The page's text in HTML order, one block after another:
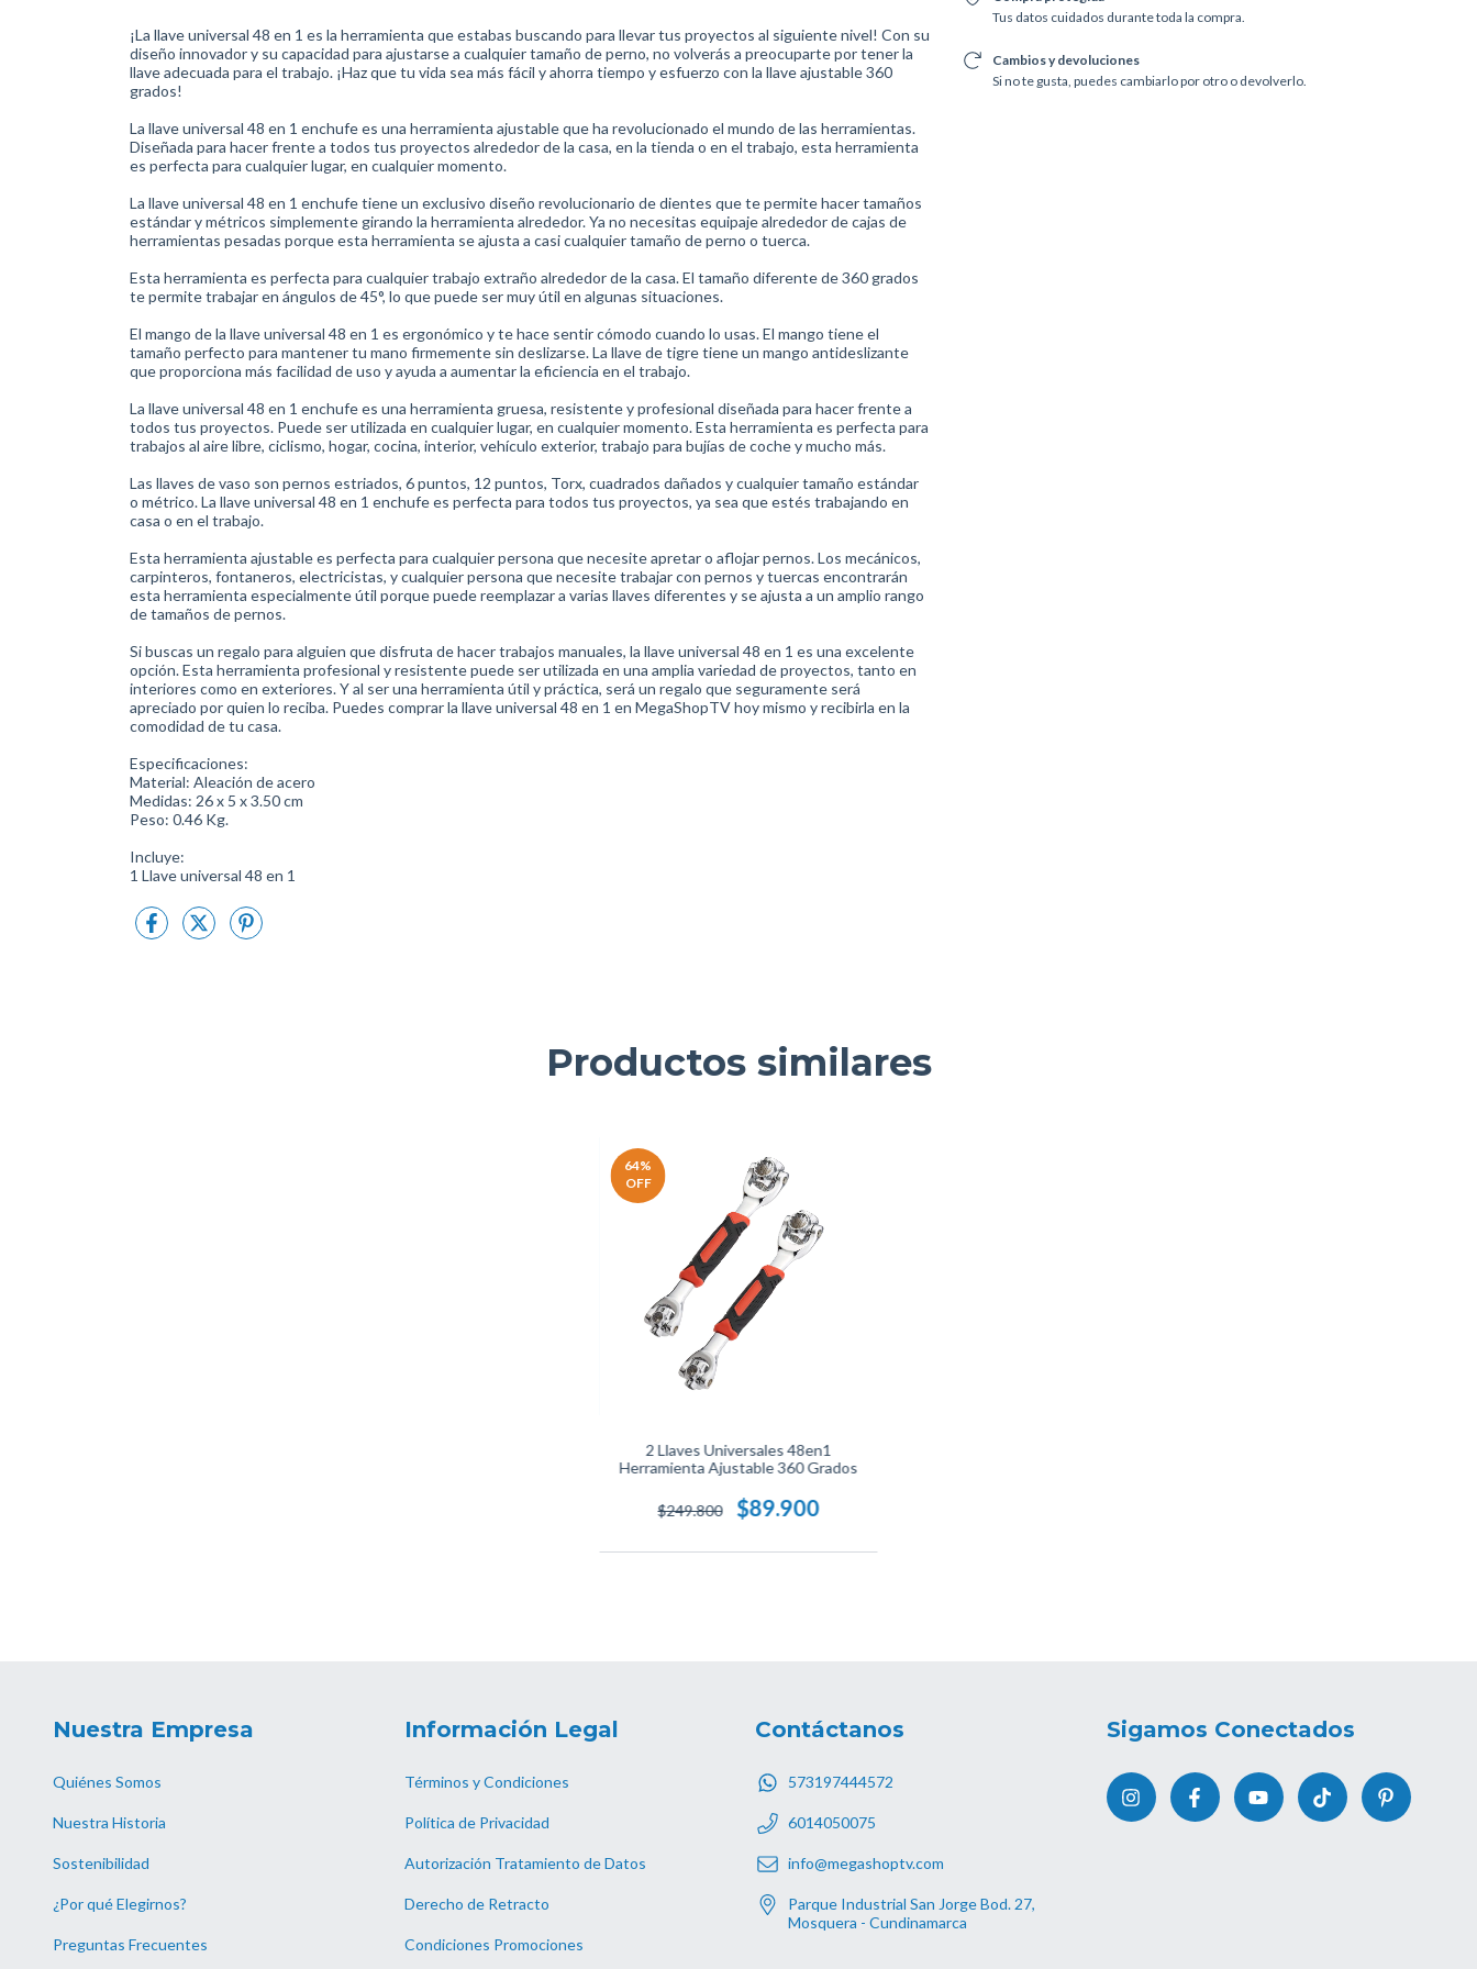
¡La llave universal 48 en 1 es la herramienta que estabas buscando para llevar tus proyectos al siguiente nivel! Con su
diseño innovador y su capacidad para ajustarse a cualquier tamaño de perno, no volverás a preocuparte por tener la
llave adecuada para el trabajo. ¡Haz que tu vida sea más fácil y ahorra tiempo y esfuerzo con la llave ajustable 360
grados!
La llave universal 48 en 1 enchufe es una herramienta ajustable que ha revolucionado el mundo de las herramientas.
Diseñada para hacer frente a todos tus proyectos alrededor de la casa, en la tienda o en el trabajo, esta herramienta
es perfecta para cualquier lugar, en cualquier momento.
La llave universal 48 en 1 enchufe tiene un exclusivo diseño revolucionario de dientes que te permite hacer tamaños
estándar y métricos simplemente girando la herramienta alrededor. Ya no necesitas equipaje alrededor de cajas de
herramientas pesadas porque esta herramienta se ajusta a casi cualquier tamaño de perno o tuerca.
Esta herramienta es perfecta para cualquier trabajo extraño alrededor de la casa. El tamaño diferente de 360 grados
te permite trabajar en ángulos de 45°, lo que puede ser muy útil en algunas situaciones.
El mango de la llave universal 48 en 1 es ergonómico y te hace sentir cómodo cuando lo usas. El mango tiene el
tamaño perfecto para mantener tu mano firmemente sin deslizarse. La llave de tigre tiene un mango antideslizante
que proporciona más facilidad de uso y ayuda a aumentar la eficiencia en el trabajo.
La llave universal 48 en 1 enchufe es una herramienta gruesa, resistente y profesional diseñada para hacer frente a
todos tus proyectos. Puede ser utilizada en cualquier lugar, en cualquier momento. Esta herramienta es perfecta para
trabajos al aire libre, ciclismo, hogar, cocina, interior, vehículo exterior, trabajo para bujías de coche y mucho más.
Las llaves de vaso son pernos estriados, 6 puntos, 12 puntos, Torx, cuadrados dañados y cualquier tamaño estándar
o métrico. La llave universal 48 en 1 enchufe es perfecta para todos tus proyectos, ya sea que estés trabajando en
casa o en el trabajo.
Esta herramienta ajustable es perfecta para cualquier persona que necesite apretar o aflojar pernos. Los mecánicos,
carpinteros, fontaneros, electricistas, y cualquier persona que necesite trabajar con pernos y tuercas encontrarán
esta herramienta especialmente útil porque puede reemplazar a varias llaves diferentes y se ajusta a un amplio rango
de tamaños de pernos.
Si buscas un regalo para alguien que disfruta de hacer trabajos manuales, la llave universal 48 en 1 es una excelente
opción. Esta herramienta profesional y resistente puede ser utilizada en una amplia variedad de proyectos, tanto en
interiores como en exteriores. Y al ser una herramienta útil y práctica, será un regalo que seguramente será
apreciado por quien lo reciba. Puedes comprar la llave universal 48 en 1 en MegaShopTV hoy mismo y recibirla en la
comodidad de tu casa.
Especificaciones:
Material: Aleación de acero
Medidas: 26 x 5 x 3.50 cm
Peso: 0.46 Kg.
Incluye:
1 Llave universal 48 en 1
Tus datos cuidados durante toda la compra.
Cambios y devoluciones
Si no te gusta, puedes cambiarlo por otro o devolverlo.
Productos similares
64%
OFF
2 Llaves Universales 48en1
Herramienta Ajustable 360 Grados
$249.800 $89.900
Nuestra Empresa
Quiénes Somos
Nuestra Historia
Sostenibilidad
¿Por qué Elegirnos?
Preguntas Frecuentes
Información Legal
Términos y Condiciones
Política de Privacidad
Autorización Tratamiento de Datos
Derecho de Retracto
Condiciones Promociones
Contáctanos
573197444572
6014050075
info@megashoptv.com
Parque Industrial San Jorge Bod. 27,
Mosquera - Cundinamarca
Sigamos Conectados